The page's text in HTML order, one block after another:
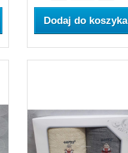
Dodaj do koszyka